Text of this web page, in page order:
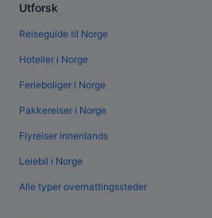
Utforsk
Reiseguide til Norge
Hoteller i Norge
Ferieboliger i Norge
Pakkereiser i Norge
Flyreiser innenlands
Leiebil i Norge
Alle typer overnattingssteder